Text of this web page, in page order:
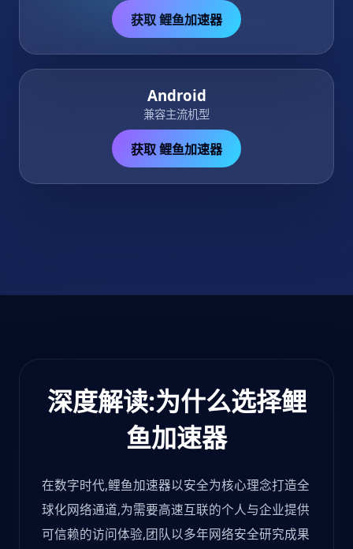
获取 鲤鱼加速器
Android
兼容主流机型
获取 鲤鱼加速器
深度解读:为什么选择鲤
鱼加速器
在数字时代,鲤鱼加速器以安全为核心理念打造全
球化网络通道,为需要高速互联的个人与企业提供
可信赖的访问体验,团队以多年网络安全研究成果